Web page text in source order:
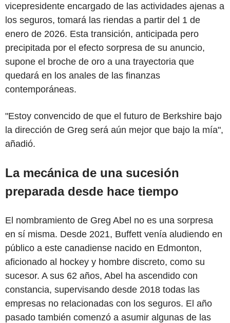
vicepresidente encargado de las actividades ajenas a
los seguros, tomará las riendas a partir del 1 de
enero de 2026. Esta transición, anticipada pero
precipitada por el efecto sorpresa de su anuncio,
supone el broche de oro a una trayectoria que
quedará en los anales de las finanzas
contemporáneas.
"Estoy convencido de que el futuro de Berkshire bajo
la dirección de Greg será aún mejor que bajo la mía",
añadió.
La mecánica de una sucesión
preparada desde hace tiempo
El nombramiento de Greg Abel no es una sorpresa
en sí misma. Desde 2021, Buffett venía aludiendo en
público a este canadiense nacido en Edmonton,
aficionado al hockey y hombre discreto, como su
sucesor. A sus 62 años, Abel ha ascendido con
constancia, supervisando desde 2018 todas las
empresas no relacionadas con los seguros. El año
pasado también comenzó a asumir algunas de las